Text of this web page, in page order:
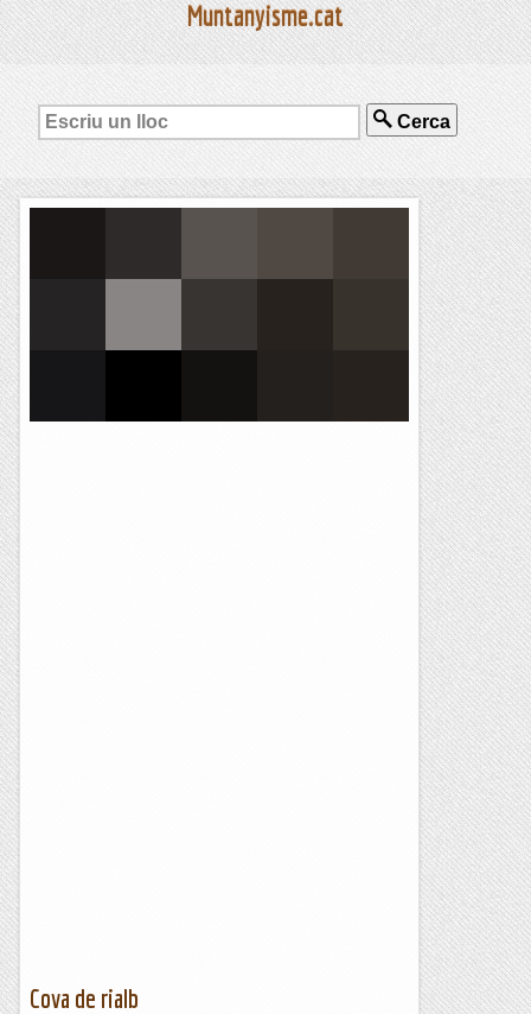
Muntanyisme.cat
Cerca
Cova de rialb